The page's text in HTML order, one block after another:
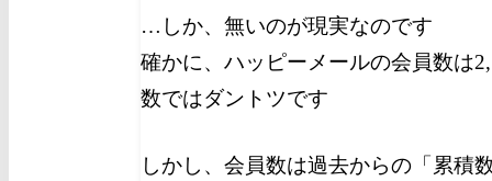
…しか、無いのが現実なのです
確かに、ハッピーメールの会員数は
数ではダントツです
しかし、会員数は過去からの「累積